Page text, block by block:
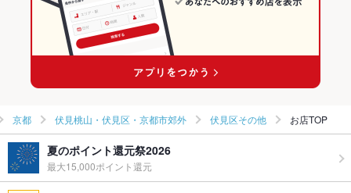
お祝い・サ
可
備考 -
京都 伏見桃山・伏見区・京都市郊外 伏見区その他 お店TOP
夏のポイント還元祭2026
最大15,000ポイント還元